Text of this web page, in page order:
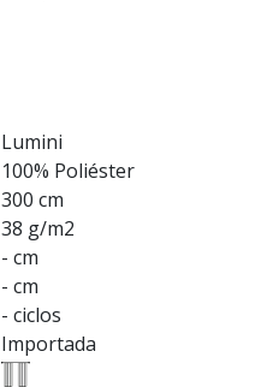
Lumini
100% Poliéster
300 cm
38 g/m2
- cm
- cm
- ciclos
Importada